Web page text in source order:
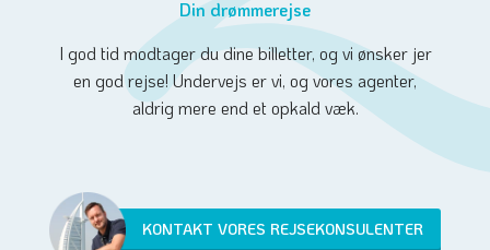
Din drømmerejse
I god tid modtager du dine billetter, og vi ønsker jer
en god rejse! Undervejs er vi, og vores agenter,
aldrig mere end et opkald væk.
KONTAKT VORES REJSEKONSULENTER